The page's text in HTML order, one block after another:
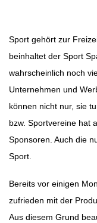
Sport gehört zur
beinhaltet der Sport
wahrscheinlich noch
Unternehmen und
können nicht nur, sie
bzw. Sportvereine hat
Sponsoren. Auch die
Sport.
Bereits vor einigen
zufrieden mit der
Aus diesem Grund